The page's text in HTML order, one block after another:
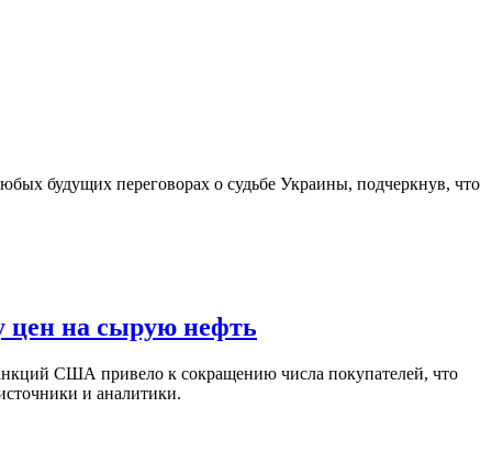
будущих переговорах о судьбе Украины, подчеркнув, что
цен на сырую нефть
США привело к сокращению числа покупателей, что
и аналитики.